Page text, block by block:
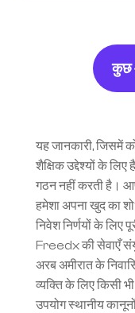
कुछ
यह जानकारी, जिसमें
शैक्षिक उद्देश्यों के लिए
गठन नहीं करती है।
हमेशा अपना खुद का
निवेश निर्णयों के लिए
Freedx की सेवाएँ
अरब अमीरात के
व्यक्ति के लिए किसी
उपयोग स्थानीय कानूनों